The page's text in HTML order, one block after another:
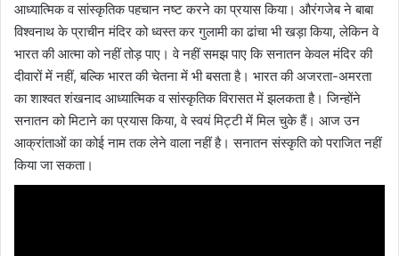
आध्यात्मिक व सांस्कृतिक पहचान नष्ट करने का प्रयास किया। औरंगजेब ने बाबा
विश्वनाथ के प्राचीन मंदिर को ध्वस्त कर गुलामी का ढांचा भी खड़ा किया, लेकिन वे
भारत की आत्मा को नहीं तोड़ पाए। वे नहीं समझ पाए कि सनातन केवल मंदिर की
दीवारों में नहीं, बल्कि भारत की चेतना में भी बसता है। भारत की अजरता-अमरता
का शाश्वत शंखनाद आध्यात्मिक व सांस्कृतिक विरासत में झलकता है। जिन्होंने
सनातन को मिटाने का प्रयास किया, वे स्वयं मिट्टी में मिल चुके हैं। आज उन
आक्रांताओं का कोई नाम तक लेने वाला नहीं है। सनातन संस्कृति को पराजित नहीं
किया जा सकता।